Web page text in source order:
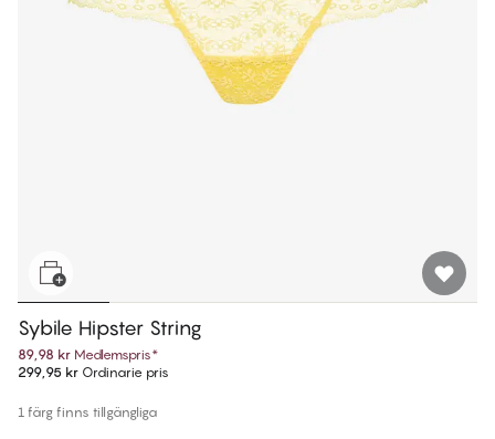
Sybile Hipster String
89,98 kr Medlemspris*
299,95 kr Ordinarie pris
1 färg finns tillgängliga